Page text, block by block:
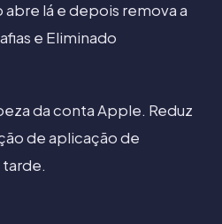
lá e depois remova a
e Eliminado
da conta Apple. Reduz
de aplicação de
tarde.